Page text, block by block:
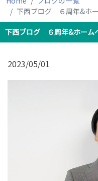
下西ブログ ６周年&ホ
下西ブログ ６周年&ホーム
2023/05/01